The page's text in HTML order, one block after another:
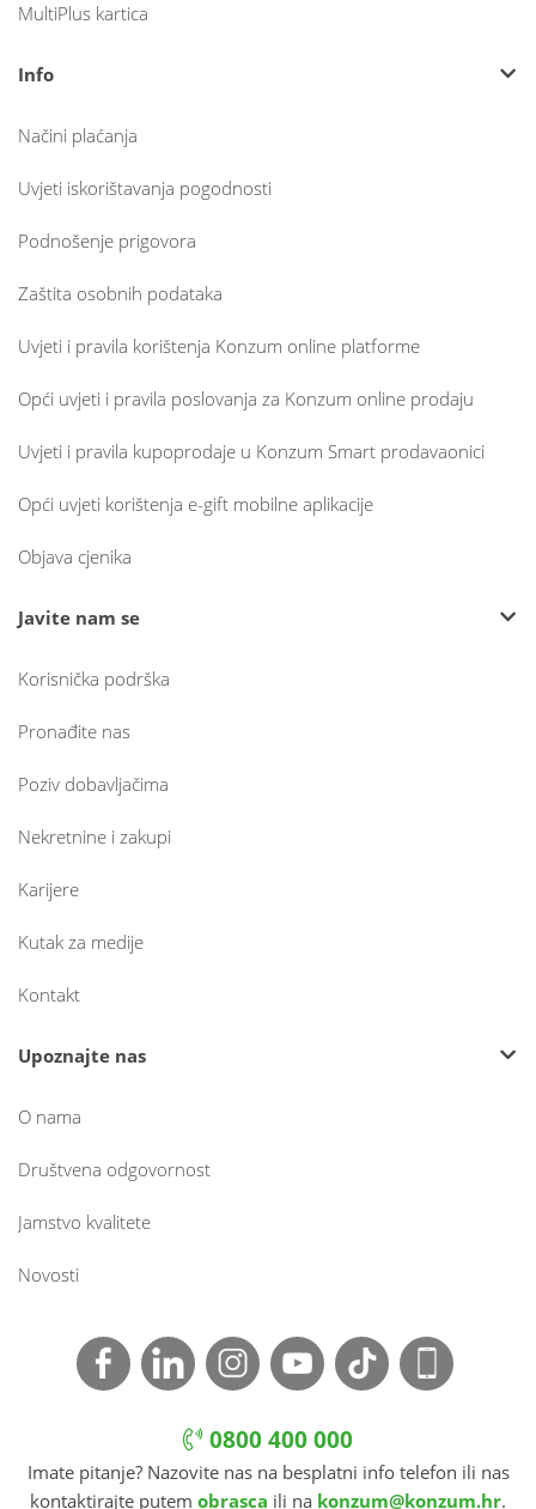
MultiPlus kartica
Info
Načini plaćanja
Uvjeti iskorištavanja pogodnosti
Podnošenje prigovora
Zaštita osobnih podataka
Uvjeti i pravila korištenja Konzum online platforme
Opći uvjeti i pravila poslovanja za Konzum online prodaju
Uvjeti i pravila kupoprodaje u Konzum Smart prodavaonici
Opći uvjeti korištenja e-gift mobilne aplikacije
Objava cjenika
Javite nam se
Korisnička podrška
Pronađite nas
Poziv dobavljačima
Nekretnine i zakupi
Karijere
Kutak za medije
Kontakt
Upoznajte nas
O nama
Društvena odgovornost
Jamstvo kvalitete
Novosti
0800 400 000
Imate pitanje? Nazovite nas na besplatni info telefon ili nas
kontaktirajte putem obrasca ili na konzum@konzum.hr.